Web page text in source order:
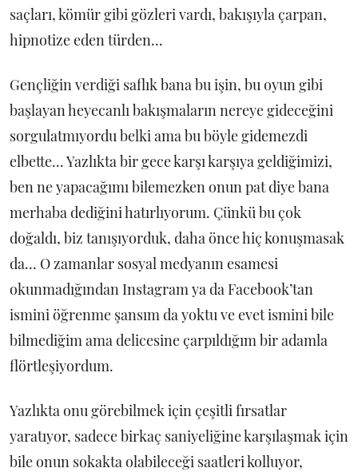
saçları, kömür gibi gözleri vardı, bakışıyla çarpan,
hipnotize eden türden...
Gençliğin verdiği saflık bana bu işin, bu oyun gibi
başlayan heyecanlı bakışmaların nereye gideceğini
sorgulatmıyordu belki ama bu böyle gidemezdi
elbette... Yazlıkta bir gece karşı karşıya geldiğimizi,
ben ne yapacağımı bilemezken onun pat diye bana
merhaba dediğini hatırlıyorum. Çünkü bu çok
doğaldı, biz tanışıyorduk, daha önce hiç konuşmasak
da... O zamanlar sosyal medyanın esamesi
okunmadığından Instagram ya da Facebook’tan
ismini öğrenme şansım da yoktu ve evet ismini bile
bilmediğim ama delicesine çarpıldığım bir adamla
flörtleşiyordum.
Yazlıkta onu görebilmek için çeşitli fırsatlar
yaratıyor, sadece birkaç saniyeliğine karşılaşmak için
bile onun sokakta olabileceği saatleri kolluyor,